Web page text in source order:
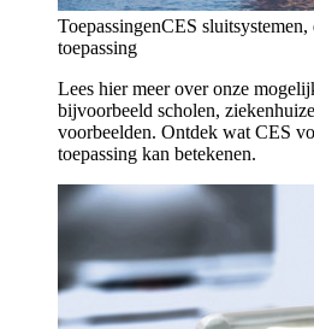
ToepassingenCES
toepassing
Lees hier meer over onze
bijvoorbeeld scholen,
voorbeelden. Ontdek wat CES
toepassing kan betekenen.